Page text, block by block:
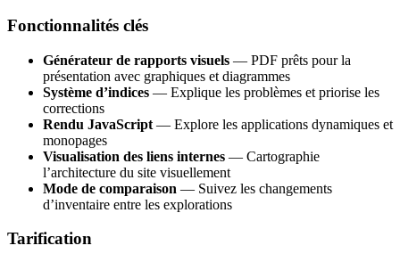
Fonctionnalités clés
Générateur de rapports visuels — PDF prêts pour la
présentation avec graphiques et diagrammes
Système d’indices — Explique les problèmes et priorise les
corrections
Rendu JavaScript — Explore les applications dynamiques et
monopages
Visualisation des liens internes — Cartographie
l’architecture du site visuellement
Mode de comparaison — Suivez les changements
d’inventaire entre les explorations
Tarification